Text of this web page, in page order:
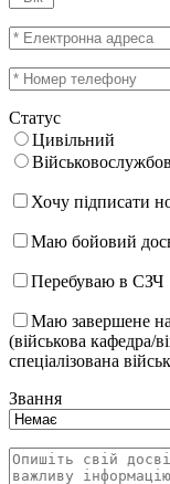
Статус
Цивільний
Хочу підписати
Маю бойовий
Перебуваю в СЗЧ
Маю завершене
(військова кафедра/
спеціалізована
Звання